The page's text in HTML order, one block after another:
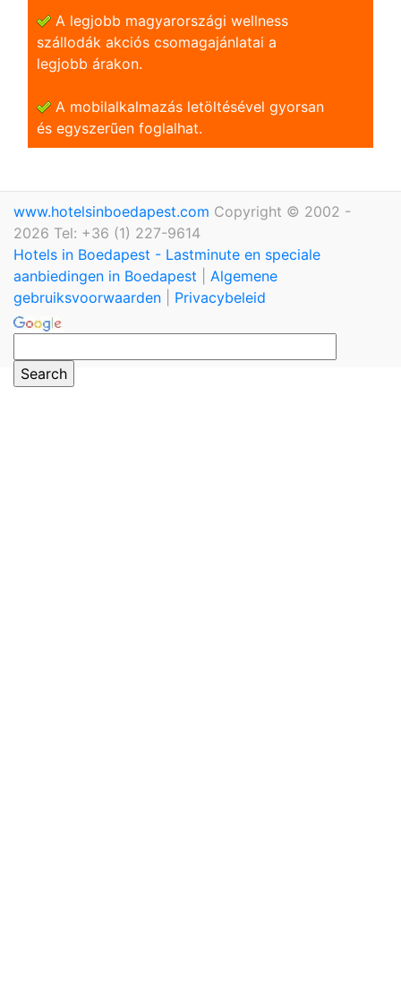
A legjobb magyarországi wellness
szállodák akciós csomagajánlatai a
legjobb árakon.
A mobilalkalmazás letöltésével gyorsan
és egyszerũen foglalhat.
www.hotelsinboedapest.com Copyright © 2002 -
2026 Tel: +36 (1) 227-9614
Hotels in Boedapest - Lastminute en speciale
aanbiedingen in Boedapest
Algemene
gebruiksvoorwaarden
Privacybeleid